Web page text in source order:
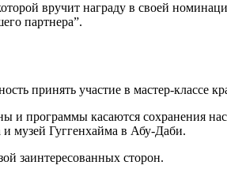
вручит награду в своей
партнера”.
принять участие в мастер-классе
и программы касаются сохранения
музей Гуггенхайма в Абу-Даби.
заинтересованных сторон.